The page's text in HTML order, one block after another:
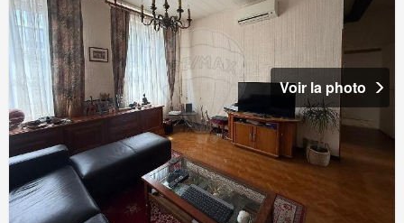
Voir la photo